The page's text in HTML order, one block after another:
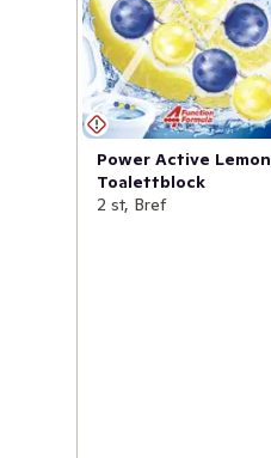
Power Active Lemon
Toalettblock
2 st, Bref